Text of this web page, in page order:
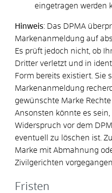
eingetragen werden
Hinweis: Das DPMA
Markenanmeldung auf
Es prüft jedoch nicht, ob
Dritter verletzt und in
Form bereits existiert. Sie
Markenanmeldung
gewünschte Marke
Ansonsten könnte es
Widerspruch vor dem
eventuell zu löschen ist.
Marke mit Abmahnung
Zivilgerichten
Fristen